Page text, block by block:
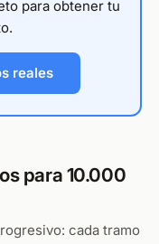
para obtener tu
reales
para 10.000
cada tramo